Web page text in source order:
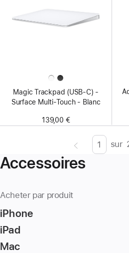
Magic Trackpad (USB‑C) -
Surface Multi‑Touch - Blanc
139,00 €
PageEnter
sur
Accessoires
Acheter par produit
iPhone
iPad
Mac